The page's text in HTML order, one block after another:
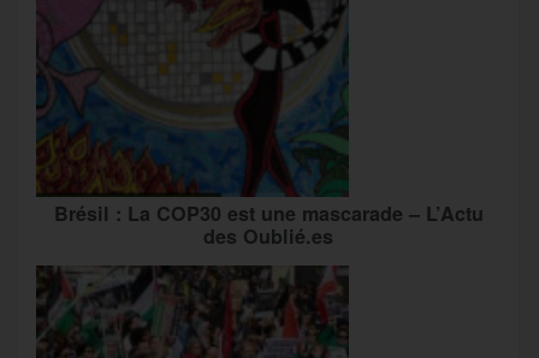
Brésil : La COP30 est une mascarade – L’Actu
des Oublié.es